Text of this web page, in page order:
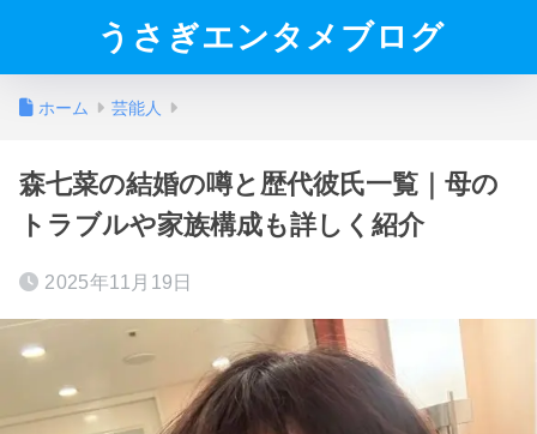
うさぎエンタメブログ
ホーム 芸能人
森七菜の結婚の噂と歴代彼氏一覧｜母の
トラブルや家族構成も詳しく紹介
2025年11月19日